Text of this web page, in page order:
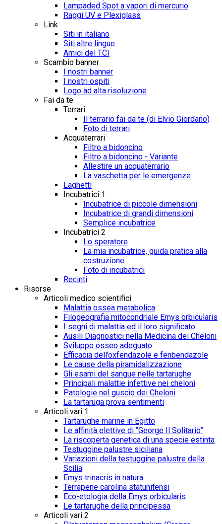
Lampaded Spot a vapori di mercurio
Raggi UV e Plexiglass
Link
Siti in italiano
Siti altre lingue
Amici del TCI
Scambio banner
I nostri banner
I nostri ospiti
Logo ad alta risoluzione
Fai da te
Terrari
Il terrario fai da te (di Elvio Giordano)
Foto di terrari
Acquaterrari
Filtro a bidoncino
Filtro a bidoncino - Variante
Allestire un acquaterrario
La vaschetta per le emergenze
Laghetti
Incubatrici 1
Incubatrice di piccole dimensioni
Incubatrice di grandi dimensioni
Semplice incubatrice
Incubatrici 2
Lo speratore
La mia incubatrice, guida pratica alla
costruzione
Foto di incubatrici
Recinti
Risorse
Articoli medico scientifici
Malattia ossea metabolica
Filogeografia mitocondriale Emys orbicularis
I segni di malattia ed il loro significato
Ausili Diagnostici nella Medicina dei Cheloni
Sviluppo osseo adeguato
Efficacia dell’oxfendazole e fenbendazole
Le cause della piramidalizzazione
Gli esami del sangue nelle tartarughe
Principali malattie infettive nei cheloni
Patologie nel guscio dei Cheloni
La tartaruga prova sentimenti
Articoli vari 1
Tartarughe marine in Egitto
Le affinità elettive di “George Il Solitario”
La riscoperta genetica di una specie estinta
Testuggine palustre siciliana
Variazioni della testuggine palustre della
Scilia
Emys trinacris in natura
Terrapene carolina statunitensi
Eco-etologia della Emys orbicularis
Le tartarughe della principessa
Articoli vari 2